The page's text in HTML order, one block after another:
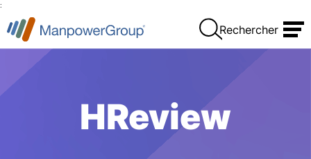
:
Rechercher
HReview